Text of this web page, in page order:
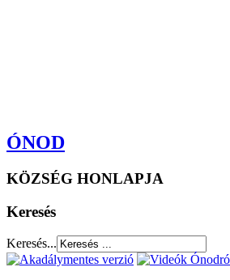
ÓNOD
KÖZSÉG HONLAPJA
Keresés
Keresés...